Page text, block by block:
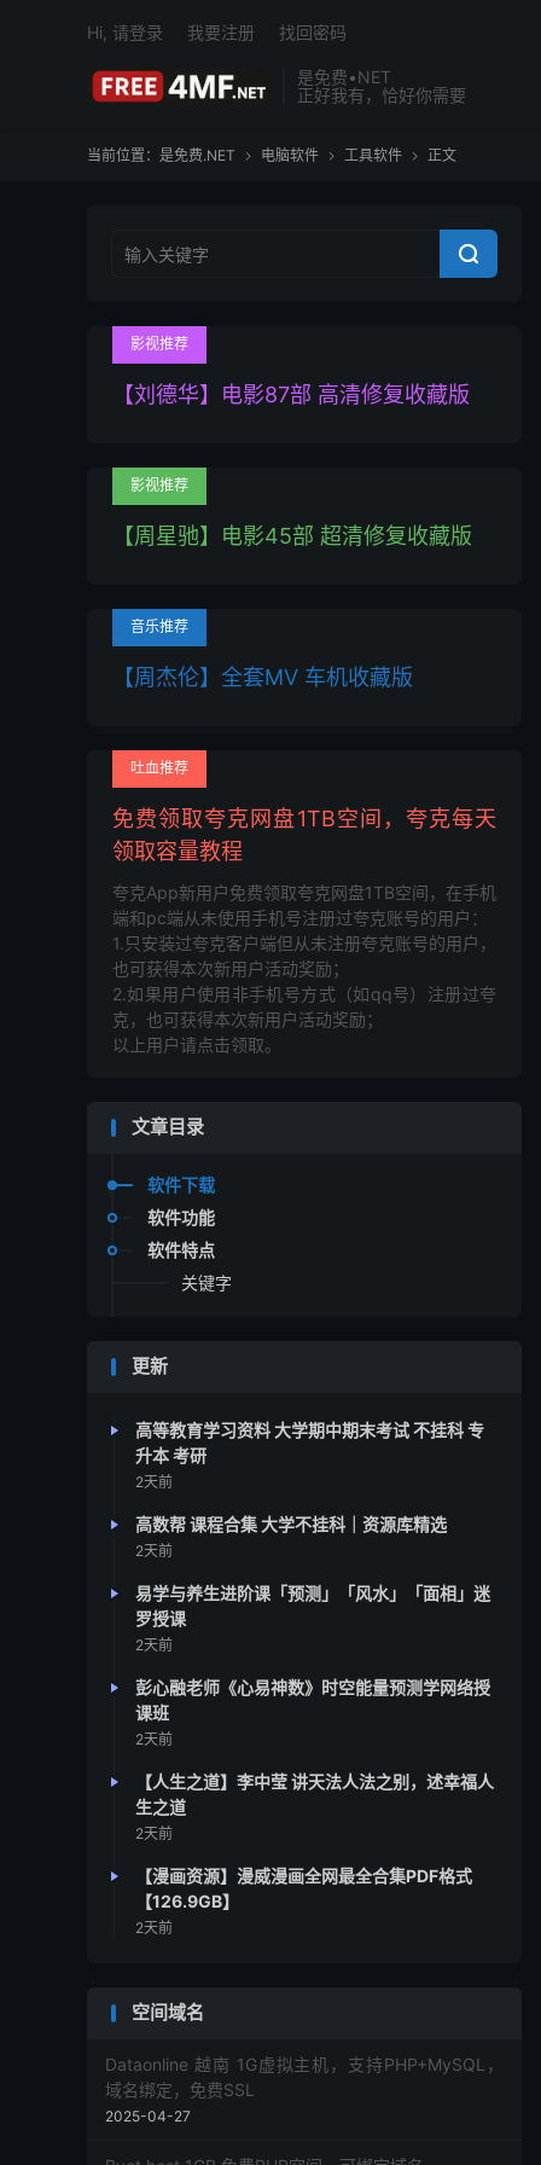
是免费•NET
正好我有，恰好你需要
Hi, 请登录 我要注册 找回密码
当前位置： 是免费.NET  电脑软件  工具软件  正文

影视推荐
【刘德华】电影87部 高清修复收藏版
影视推荐
【周星驰】电影45部 超清修复收藏版
音乐推荐
【周杰伦】全套MV 车机收藏版
吐血推荐
免费领取夸克网盘1TB空间，夸克每天
领取容量教程
夸克App新用户免费领取夸克网盘1TB空间，在手机
端和pc端从未使用手机号注册过夸克账号的用户：
1.只安装过夸克客户端但从未注册夸克账号的用户，
也可获得本次新用户活动奖励；
2.如果用户使用非手机号方式（如qq号）注册过夸
克，也可获得本次新用户活动奖励；
以上用户请点击领取。
文章目录
软件下载
软件功能
软件特点
关键字
更新
高等教育学习资料 大学期中期末考试 不挂科 专
升本 考研
2天前
高数帮 课程合集 大学不挂科｜资源库精选
2天前
易学与养生进阶课「预测」「风水」「面相」迷
罗授课
2天前
彭心融老师《心易神数》时空能量预测学网络授
课班
2天前
【人生之道】李中莹 讲天法人法之别，述幸福人
生之道
2天前
【漫画资源】漫威漫画全网最全合集PDF格式
【126.9GB】
2天前
空间域名
Dataonline 越南 1G虚拟主机，支持PHP+MySQL，
域名绑定，免费SSL
2025-04-27